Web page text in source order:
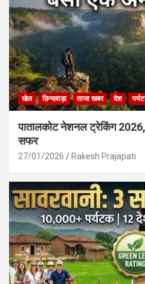
खेल छिन्दवाड़ा ताजा खबर देश
पातालकोट नेशनल ट्रेकिंग 2026,
सफर
27/01/2026 Rakesh Prajapati